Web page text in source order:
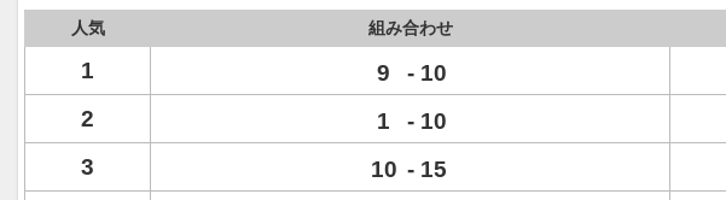
人気 組み合わせ
1 9 - 10
2
1 - 10
3
10 - 15